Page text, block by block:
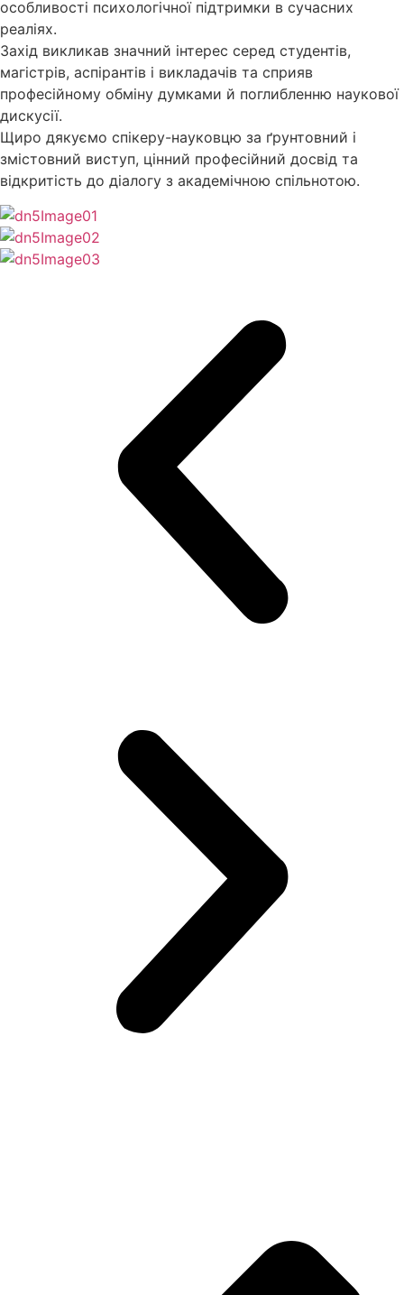
особливості психологічної підтримки в сучасних
реаліях.
Захід викликав значний інтерес серед студентів,
магістрів, аспірантів і викладачів та сприяв
професійному обміну думками й поглибленню наукової
дискусії.
Щиро дякуємо спікеру-науковцю за ґрунтовний і
змістовний виступ, цінний професійний досвід та
відкритість до діалогу з академічною спільнотою.